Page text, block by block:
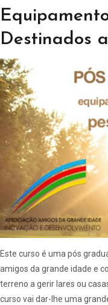
Destinados
Este curso é uma pós
amigos da grande idade e
terreno a gerir lares ou
curso vai dar-lhe uma